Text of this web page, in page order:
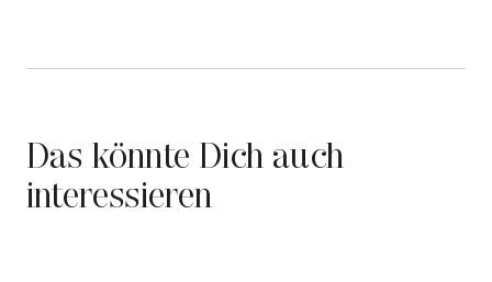
Das könnte Dich auch
interessieren